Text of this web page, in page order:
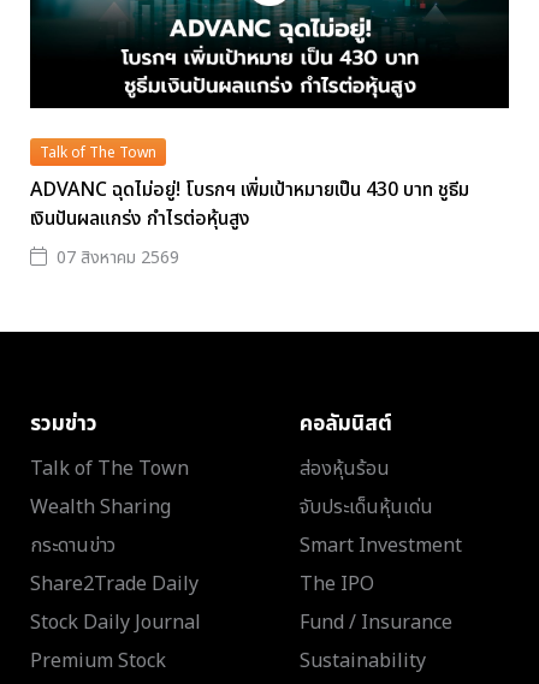
Talk of The Town
ADVANC ฉุดไม่อยู่! โบรกฯ เพิ่มเป้าหมายเป็น 430 บาท ชูธีม
เงินปันผลแกร่ง กำไรต่อหุ้นสูง
07 สิงหาคม 2569
รวมข่าว
Talk of The Town
Wealth Sharing
กระดานข่าว
Share2Trade Daily
Stock Daily Journal
Premium Stock
คอลัมนิสต์
ส่องหุ้นร้อน
จับประเด็นหุ้นเด่น
Smart Investment
The IPO
Fund / Insurance
Sustainability